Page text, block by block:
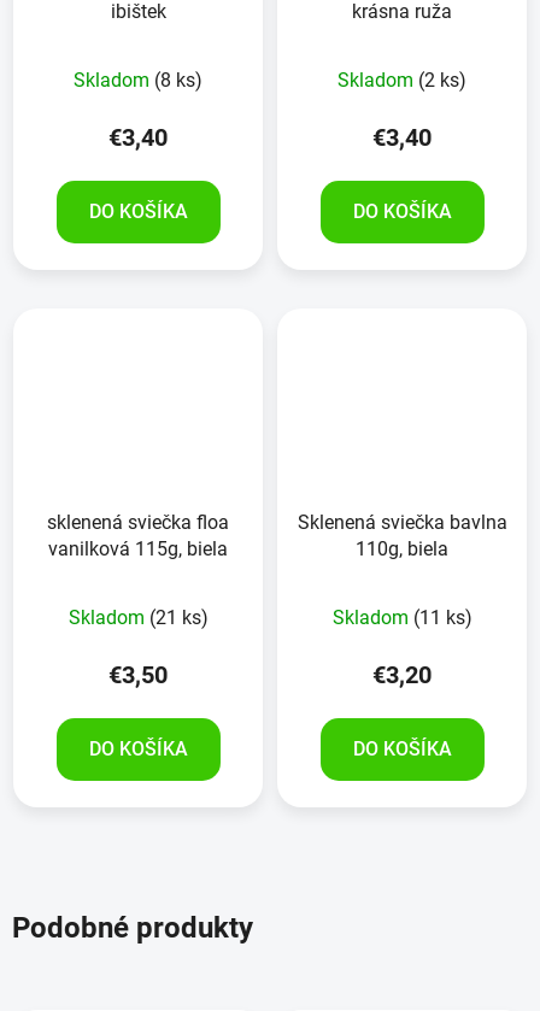
ibištek
Skladom (8 ks)
€3,40
DO KOŠÍKA
krásna ruža
Skladom (2 ks)
€3,40
DO KOŠÍKA
sklenená sviečka floa
vanilková 115g, biela
Skladom (21 ks)
€3,50
DO KOŠÍKA
Sklenená sviečka bavlna
110g, biela
Skladom (11 ks)
€3,20
DO KOŠÍKA
Podobné produkty